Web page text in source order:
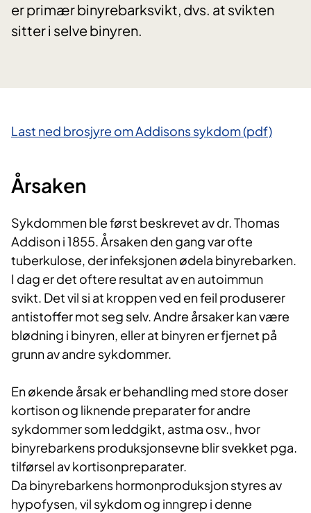
er primær binyrebarksvikt, dvs. at svikten
sitter i selve binyren.
Last ned brosjyre om Addisons sykdom (pdf)​
Årsaken
Sykdommen ble først beskrevet av dr. Thomas
Addison i 1855. Årsaken den gang var ofte
tuberkulose, der infeksjonen ødela binyrebarken.
I dag er det oftere resultat av en autoimmun
svikt. Det vil si at kroppen ved en feil produserer
antistoffer mot seg selv. Andre årsaker kan være
blødning i binyren, eller at binyren er fjernet på
grunn av andre sykdommer.
En økende årsak er behandling med store doser
kortison og liknende preparater for andre
sykdommer som leddgikt, astma osv., hvor
binyrebarkens produksjonsevne blir svekket pga.
tilførsel av kortisonpreparater.
Da binyrebarkens hormonproduksjon styres av
hypofysen, vil sykdom og inngrep i denne